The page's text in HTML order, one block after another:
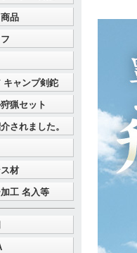
品
キャンプ剣鉈
猟セット
されました。
材
工 名入等